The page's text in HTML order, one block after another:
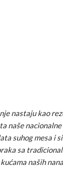
nastaju kao
naše
suhog mesa i
sa
naših